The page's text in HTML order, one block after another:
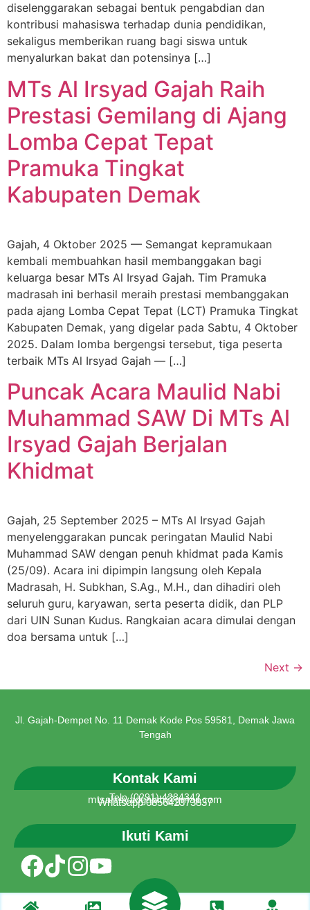
diselenggarakan sebagai bentuk pengabdian dan
kontribusi mahasiswa terhadap dunia pendidikan,
sekaligus memberikan ruang bagi siswa untuk
menyalurkan bakat dan potensinya […]
MTs Al Irsyad Gajah Raih
Prestasi Gemilang di Ajang
Lomba Cepat Tepat
Pramuka Tingkat
Kabupaten Demak
Gajah, 4 Oktober 2025 — Semangat kepramukaan
kembali membuahkan hasil membanggakan bagi
keluarga besar MTs Al Irsyad Gajah. Tim Pramuka
madrasah ini berhasil meraih prestasi membanggakan
pada ajang Lomba Cepat Tepat (LCT) Pramuka Tingkat
Kabupaten Demak, yang digelar pada Sabtu, 4 Oktober
2025. Dalam lomba bergengsi tersebut, tiga peserta
terbaik MTs Al Irsyad Gajah — […]
Puncak Acara Maulid Nabi
Muhammad SAW Di MTs Al
Irsyad Gajah Berjalan
Khidmat
Gajah, 25 September 2025 – MTs Al Irsyad Gajah
menyelenggarakan puncak peringatan Maulid Nabi
Muhammad SAW dengan penuh khidmat pada Kamis
(25/09). Acara ini dipimpin langsung oleh Kepala
Madrasah, H. Subkhan, S.Ag., M.H., dan dihadiri oleh
seluruh guru, karyawan, serta peserta didik, dan PLP
dari UIN Sunan Kudus. Rangkaian acara dimulai dengan
doa bersama untuk […]
Next →
Jl. Gajah-Dempet No. 11 Demak Kode Pos 59581, Demak Jawa
Tengah
Kontak Kami
Telp (0291) 4284342
mtsalirsyadgajah@gmail.com
Whatsapp 085642373837
Ikuti Kami
Created Web by tim IT MTs Al Irsyad